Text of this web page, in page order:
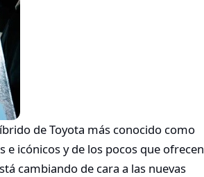
de Toyota más conocido como
icónicos y de los pocos que ofrecen
cambiando de cara a las nuevas